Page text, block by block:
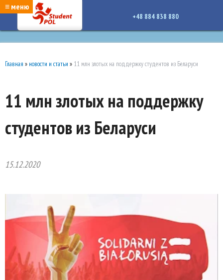
google-site-verification: google7a917c261df1566b.htmlgoogle-site-verification:
google7a917c261df1566b.html
≡ меню
+48 884 838 880
Главная » новости и статьи » 11 млн злотых на поддержку студентов из Беларуси
11 млн злотых на поддержку
студентов из Беларуси
15.12.2020